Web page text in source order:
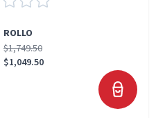
ROLLO
$1,749.50
$1,049.50